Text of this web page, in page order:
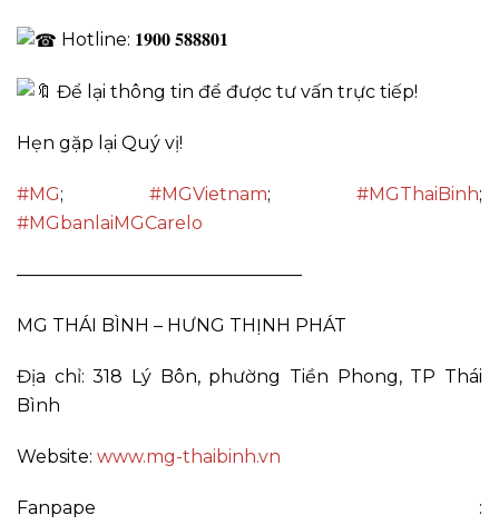
Hotline: 𝟏𝟗𝟎𝟎 𝟓𝟖𝟖𝟖𝟎𝟏
Để lại thông tin để được tư vấn trực tiếp!
Hẹn gặp lại Quý vị!
#MG; #MGVietnam; #MGThaiBinh;
#MGbanlaiMGCarelo
————————————————
MG THÁI BÌNH – HƯNG THỊNH PHÁT
Địa chỉ: 318 Lý Bôn, phường Tiền Phong, TP Thái
Bình
Website: www.mg-thaibinh.vn
Fanpape :